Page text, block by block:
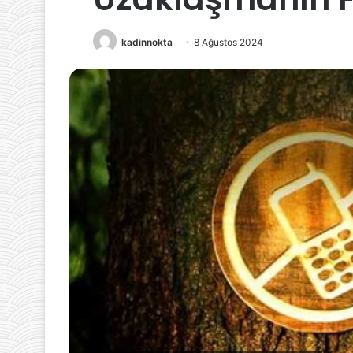
kadinnokta 8 Ağustos 202415 Mart 2024
Nedenleri ve